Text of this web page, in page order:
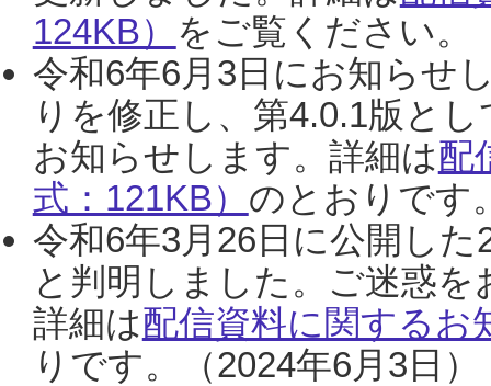
124KB） をご覧ください。
令和6年6月3日にお知らせ
りを修正し、第4.0.1版と
お知らせします。詳細は配
式：121KB） のとおりです
令和6年3月26日に公開し
と判明しました。ご迷惑
詳細は配信資料に関するお
りです。（2024年6月3日）